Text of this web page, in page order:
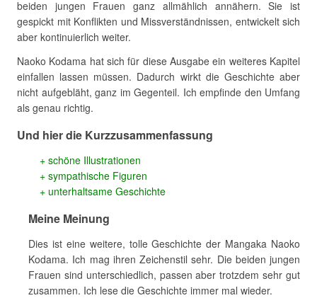
beiden jungen Frauen ganz allmählich annähern. Sie ist
gespickt mit Konflikten und Missverständnissen, entwickelt sich
aber kontinuierlich weiter.
Naoko Kodama hat sich für diese Ausgabe ein weiteres Kapitel
einfallen lassen müssen. Dadurch wirkt die Geschichte aber
nicht aufgebläht, ganz im Gegenteil. Ich empfinde den Umfang
als genau richtig.
Und hier die Kurzzusammenfassung
schöne Illustrationen
sympathische Figuren
unterhaltsame Geschichte
Meine Meinung
Dies ist eine weitere, tolle Geschichte der Mangaka Naoko
Kodama. Ich mag ihren Zeichenstil sehr. Die beiden jungen
Frauen sind unterschiedlich, passen aber trotzdem sehr gut
zusammen. Ich lese die Geschichte immer mal wieder.